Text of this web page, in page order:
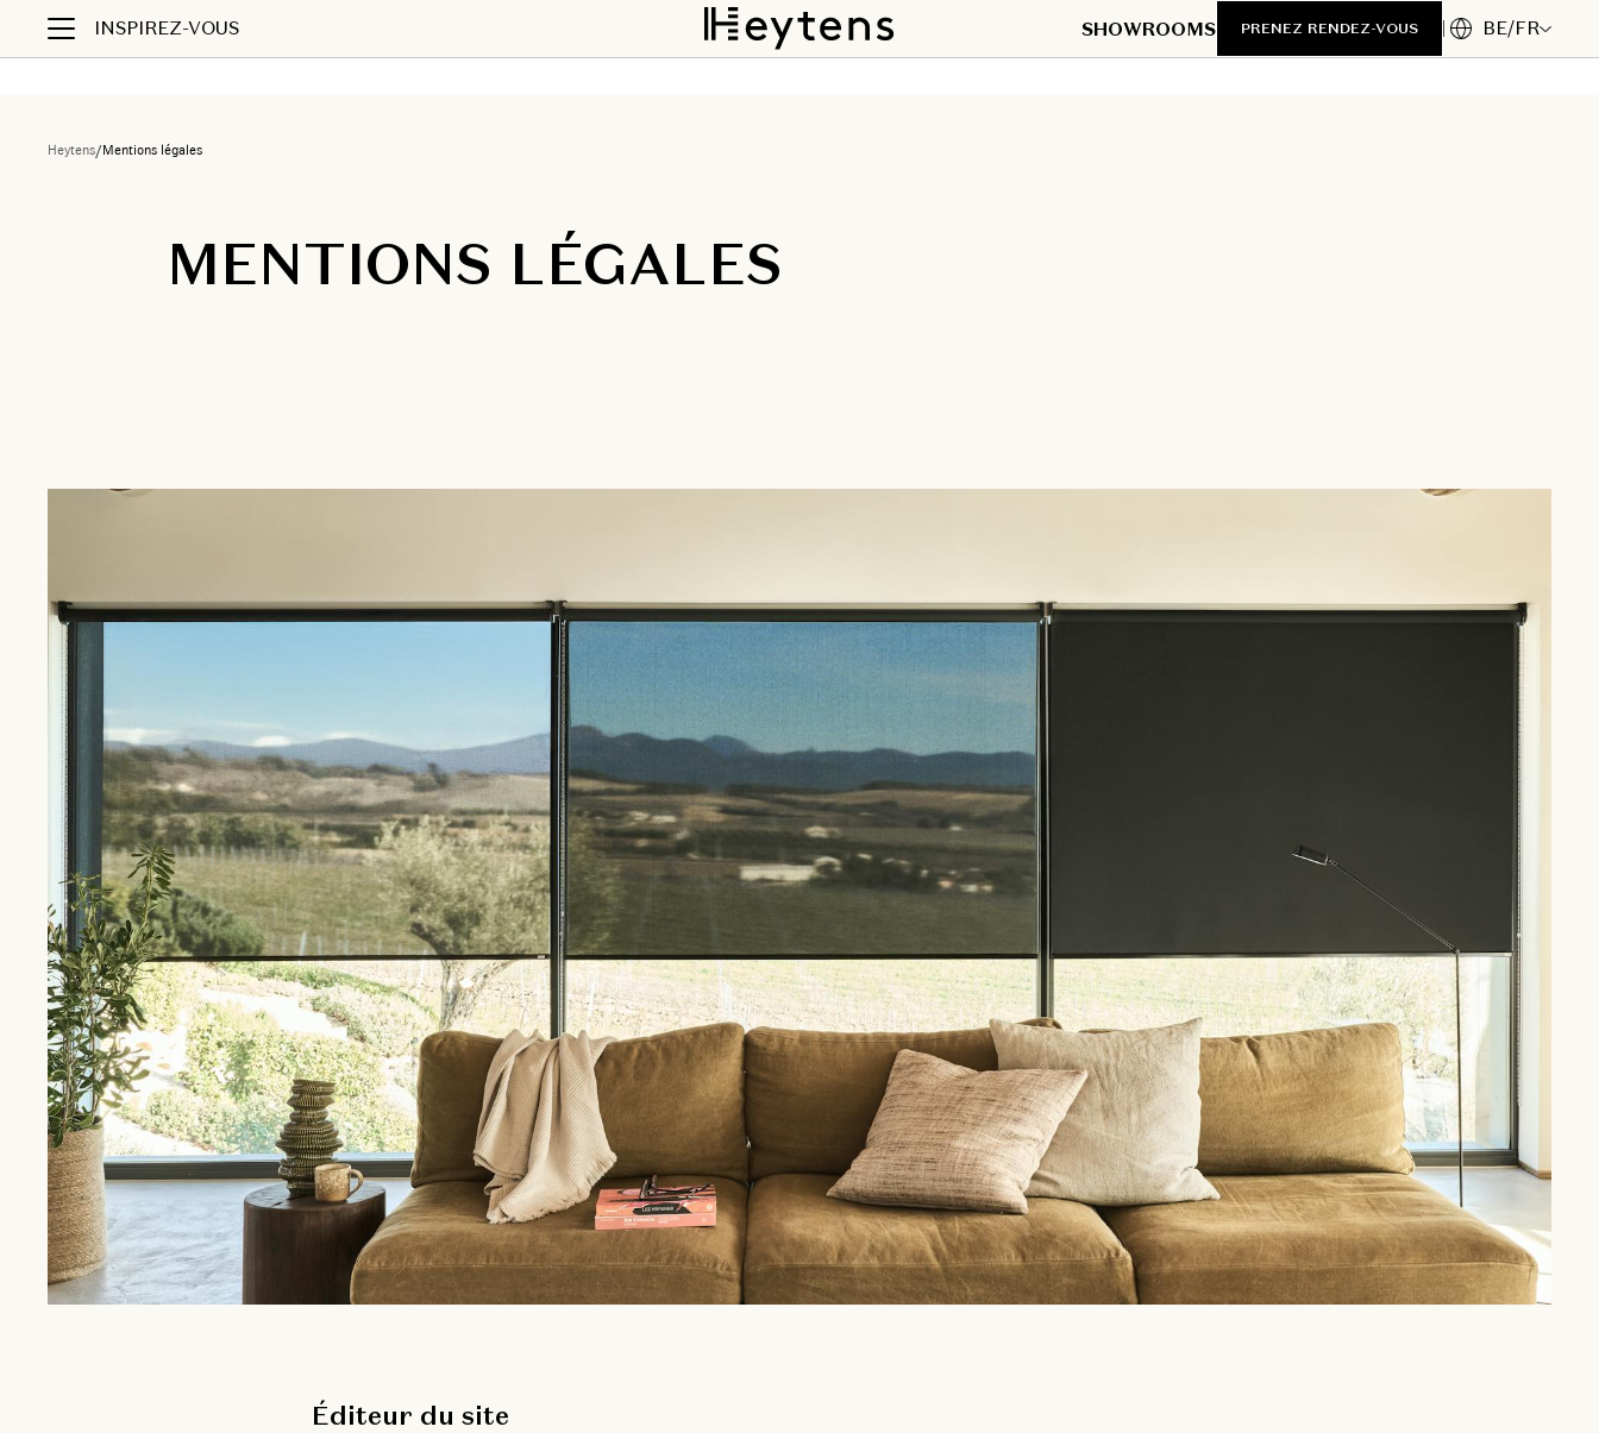
INSPIREZ-VOUS SHOWROOMS PRENEZ RENDEZ-VOUS BE/FR
Heytens/Mentions légales
MENTIONS LÉGALES
Éditeur du site